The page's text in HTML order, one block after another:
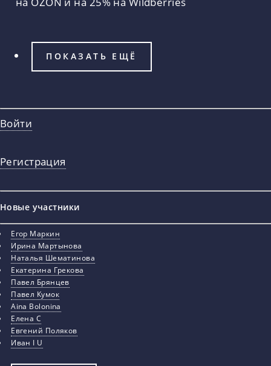
ПОКАЗАТЬ ЕЩЁ
Войти
Регистрация
Новые участники
Егор Маркин
Ирина Мартынова
Наталья Шематинова
Екатерина Грекова
Павел Брянцев
Павел Кумок
Aina Bolonina
Елена С
Евгений Поляков
Иван I U